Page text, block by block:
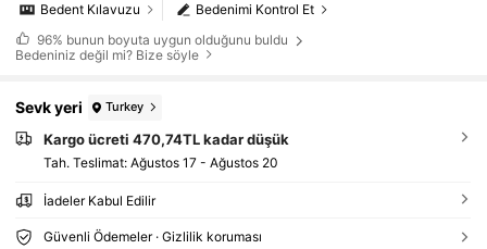
Bedenimi Kontrol Et
Bedent Kılavuzu
96% bunun boyuta uygun olduğunu buldu
Bedeniniz değil mi? Bize söyle
Sevk yeri Turkey
Kargo ücreti 470,74TL kadar düşük
Tah. Teslimat: Ağustos 17 - Ağustos 20
İadeler Kabul Edilir
Güvenli Ödemeler · Gizlilik koruması